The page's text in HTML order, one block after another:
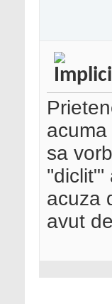
sa
''diclit"'
acuza
avut